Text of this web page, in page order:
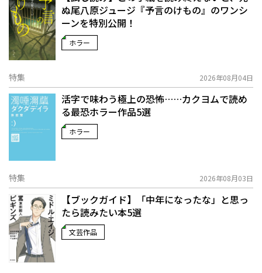
ぬ――尾八原ジュージ『予言のけもの』のワンシ
ーンを特別公開！
ホラー
特集 2026年08月04日
活字で味わう極上の恐怖……カクヨムで読め
る最恐ホラー作品5選
ホラー
特集 2026年08月03日
【ブックガイド】「中年になったな」と思っ
たら読みたい本5選
文芸作品